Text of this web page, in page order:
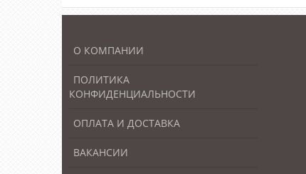
О КОМПАНИИ
ПОЛИТИКА
КОНФИДЕНЦИАЛЬНОСТИ
ОПЛАТА И ДОСТАВКА
ВАКАНСИИ